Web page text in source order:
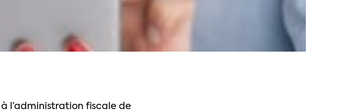
l’administration fiscale de